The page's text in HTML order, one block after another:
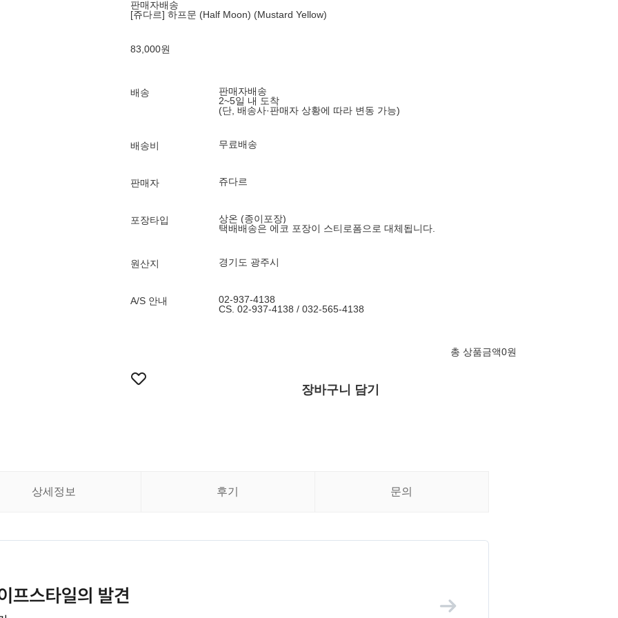
판매자배송
[쥬다르] 하프문 (Half Moon) (Mustard Yellow)
83,000원
배송
판매자배송
2~5일 내 도착
(단, 배송사·판매자 상황에 따라 변동 가능)
배송비 무료배송
판매자 쥬다르
포장타입
상온 (종이포장)
택배배송은 에코 포장이 스티로폼으로 대체됩니다.
원산지 경기도 광주시
A/S 안내
02-937-4138
CS. 02-937-4138 / 032-565-4138
총 상품금액0원
장바구니 담기
상세정보 후기 문의